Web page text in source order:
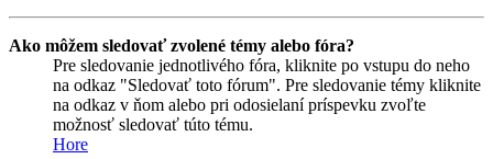
Ako môžem sledovať zvolené témy alebo fóra?
Pre sledovanie jednotlivého fóra, kliknite po vstupu do neho
na odkaz "Sledovať toto fórum". Pre sledovanie témy kliknite
na odkaz v ňom alebo pri odosielaní príspevku zvoľte
možnosť sledovať túto tému.
Hore